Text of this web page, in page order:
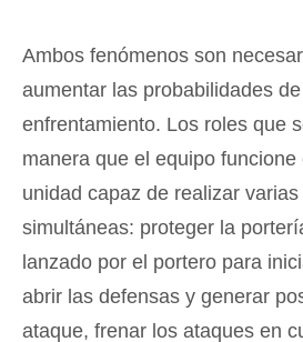
Ambos fenómenos son
aumentar las probabilidades
enfrentamiento. Los roles que
manera que el equipo funcione
unidad capaz de realizar
simultáneas: proteger la
lanzado por el portero para
abrir las defensas y generar
ataque, frenar los ataques en